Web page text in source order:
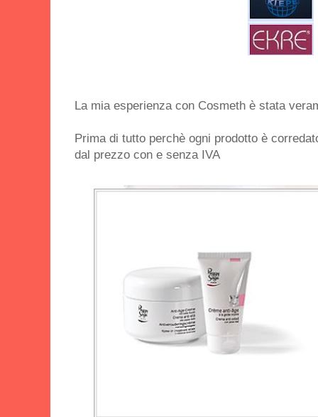
La mia esperienza con Cosmeth è stata
Prima di tutto perchè ogni prodotto è
dal prezzo con e senza IVA